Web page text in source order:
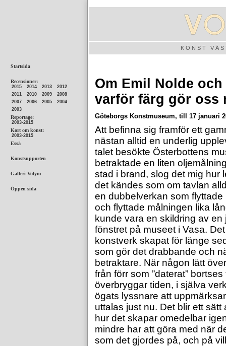
KONST
Om Emil Nolde och
varför färg gör oss
Göteborgs Konstmuseum, till 17 januari
Att befinna sig framför ett
nästan alltid en underlig
talet besökte Österbottens
betraktade en liten
stad i brand, slog det mig hur
det kändes som om tavlan
en dubbelverkan som
och flyttade målningen lika
kunde vara en skildring av
fönstret på museet i Vasa.
konstverk skapat för länge
som gör det drabbande och
betraktare. När någon lätt
från förr som ”daterat”
överbryggar tiden, i själva
ögats lyssnare att
uttalas just nu. Det blir ett
hur det skapar omedelbar
mindre har att göra med när
som det gjordes på, och på